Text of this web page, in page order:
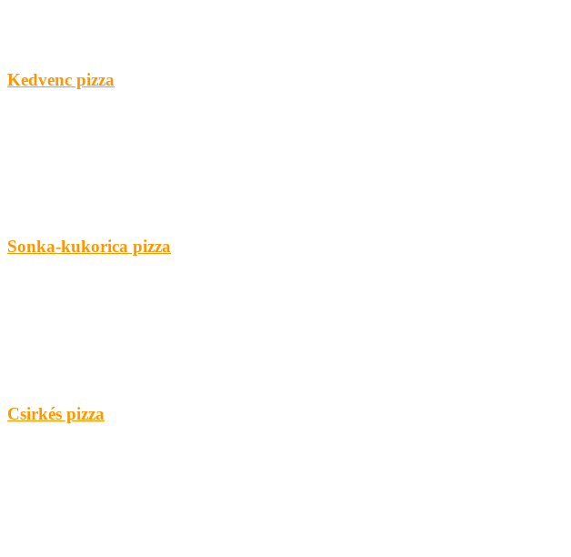
Kedvenc pizza
Sonka-kukorica pizza
Csirkés pizza